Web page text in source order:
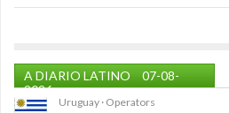
A DIARIO LATINO
07-08-
2026
Uruguay · Operators